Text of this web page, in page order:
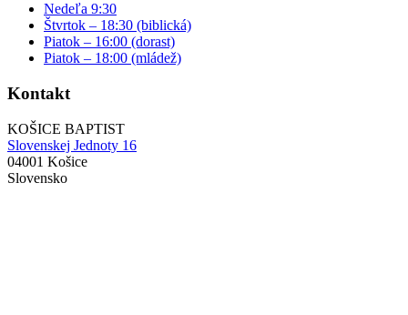
Nedeľa 9:30
Štvrtok – 18:30 (biblická)
Piatok – 16:00 (dorast)
Piatok – 18:00 (mládež)
Kontakt
KOŠICE BAPTIST
Slovenskej Jednoty 16
04001 Košice
Slovensko